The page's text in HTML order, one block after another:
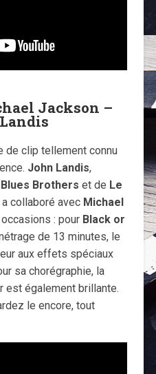
Jackson –
de clip tellement connu
John Landis,
Brothers et de Le
a collaboré avec Michael
: pour Black or
de 13 minutes, le
aux effets spéciaux
sa chorégraphie, la
est également brillante.
le encore, tout